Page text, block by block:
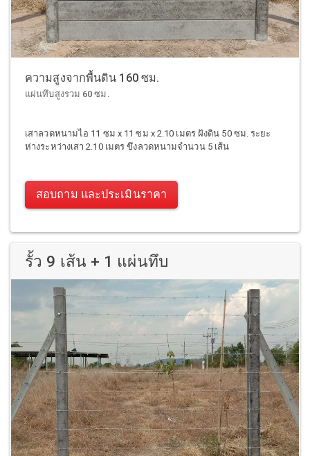
ความสูงจากพื้นดิน 160 ซม.
แผ่นทึบสูงรวม 60 ซม.
เสาลวดหนามไอ 11 ซม x 11 ซม x 2.10 เมตร ฝังดิน 50 ซม. ระยะ
ห่างระหว่างเสา 2.10 เมตร ขึงลวดหนามจำนวน 5 เส้น
สอบถาม และประเมินราคา
รั้ว 9 เส้น + 1 แผ่นทึบ